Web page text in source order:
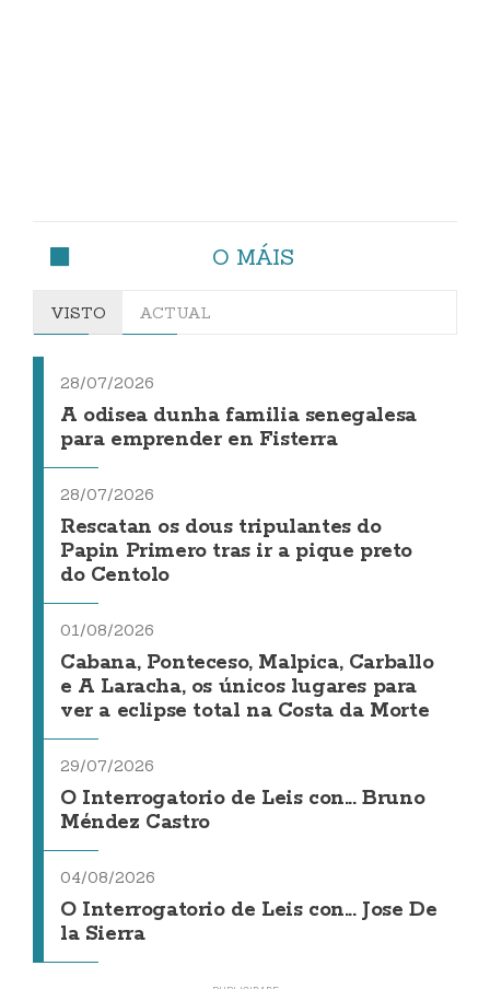
O MÁIS
VISTO ACTUAL
28/07/2026
A odisea dunha familia senegalesa
para emprender en Fisterra
28/07/2026
Rescatan os dous tripulantes do
Papin Primero tras ir a pique preto
do Centolo
01/08/2026
Cabana, Ponteceso, Malpica, Carballo
e A Laracha, os únicos lugares para
ver a eclipse total na Costa da Morte
29/07/2026
O Interrogatorio de Leis con... Bruno
Méndez Castro
04/08/2026
O Interrogatorio de Leis con... Jose De
la Sierra